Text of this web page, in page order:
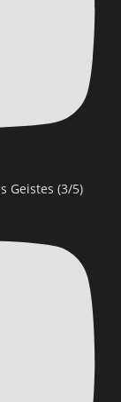
Geistes (3/5)